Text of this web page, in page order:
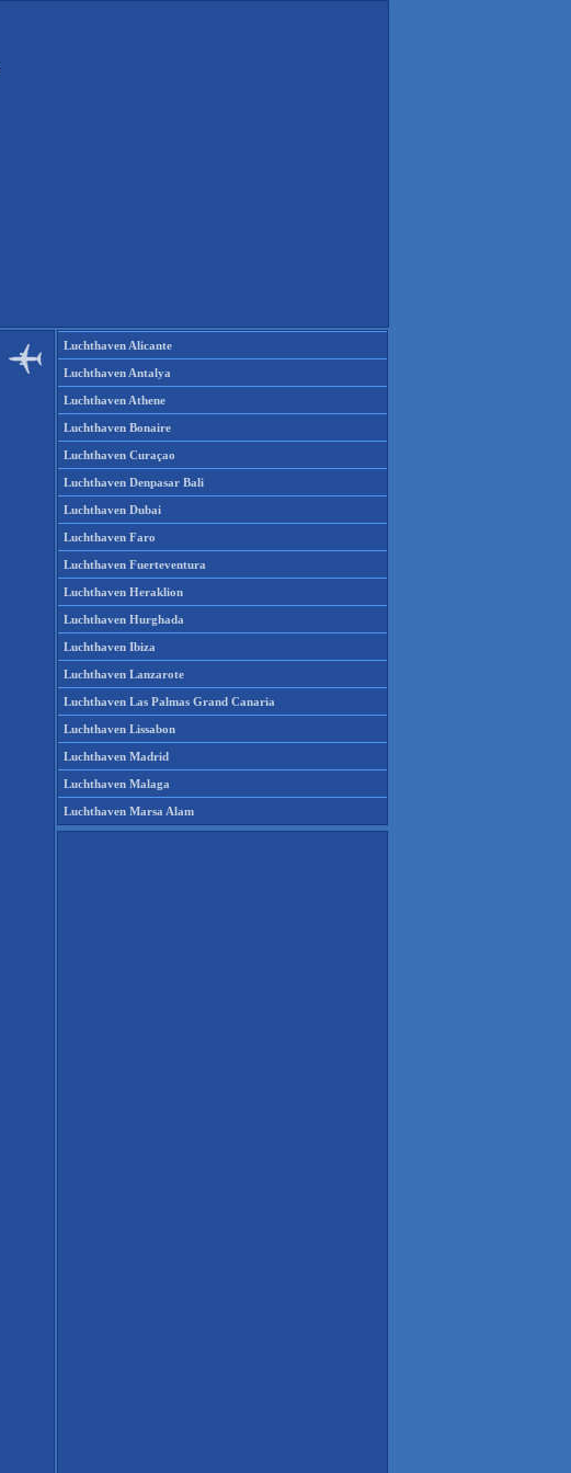
Luchthaven Alicante
Luchthaven Antalya
Luchthaven Athene
Luchthaven Bonaire
Luchthaven Curaçao
Luchthaven Denpasar Bali
Luchthaven Dubai
Luchthaven Faro
Luchthaven Fuerteventura
Luchthaven Heraklion
Luchthaven Hurghada
Luchthaven Ibiza
Luchthaven Lanzarote
Luchthaven Las Palmas Grand Canaria
Luchthaven Lissabon
Luchthaven Madrid
Luchthaven Malaga
Luchthaven Marsa Alam